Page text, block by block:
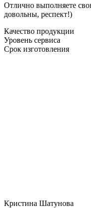
Отлично выполняете
довольны, респект!)
Качество продукции
Уровень сервиса
Срок изготовления
Кристина Шатунова